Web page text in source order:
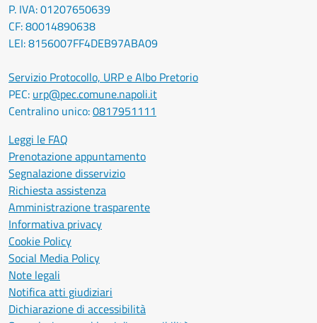
P. IVA: 01207650639
CF: 80014890638
LEI: 8156007FF4DEB97ABA09
Servizio Protocollo, URP e Albo Pretorio
PEC: urp@pec.comune.napoli.it
Centralino unico:0817951111
Leggi le FAQ
Prenotazione appuntamento
Segnalazione disservizio
Richiesta assistenza
Amministrazione trasparente
Informativa privacy
Cookie Policy
Social Media Policy
Note legali
Notifica atti giudiziari
Dichiarazione di accessibilità